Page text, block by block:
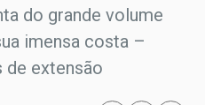
do grande volume
imensa costa –
de extensão